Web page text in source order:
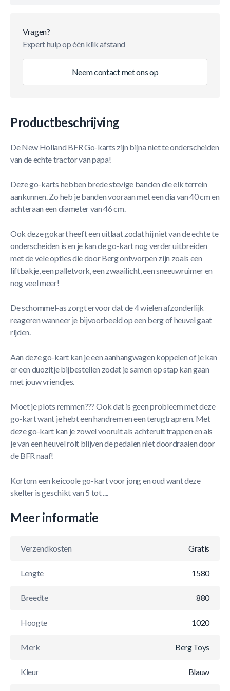
Vragen?
Expert hulp op één klik afstand
Neem contact met ons op
Productbeschrijving
De New Holland BFR Go-karts zijn bijna niet te onderscheiden
van de echte tractor van papa!
Deze go-karts hebben brede stevige banden die elk terrein
aankunnen. Zo heb je banden vooraan met een dia van 40 cm en
achteraan een diameter van 46 cm.
Ook deze gokart heeft een uitlaat zodat hij niet van de echte te
onderscheiden is en je kan de go-kart nog verder uitbreiden
met de vele opties die door Berg ontworpen zijn zoals een
liftbakje, een palletvork, een zwaailicht, een sneeuwruimer en
nog veel meer!
De schommel-as zorgt ervoor dat de 4 wielen afzonderlijk
reageren wanneer je bijvoorbeeld op een berg of heuvel gaat
rijden.
Aan deze go-kart kan je een aanhangwagen koppelen of je kan
er een duozitje bijbestellen zodat je samen op stap kan gaan
met jouw vriendjes.
Moet je plots remmen??? Ook dat is geen probleem met deze
go-kart want je hebt een handrem en een terugtraprem. Met
deze go-kart kan je zowel vooruit als achteruit trappen en als
je van een heuvel rolt blijven de pedalen niet doordraaien door
de BFR naaf!
Kortom een keicoole go-kart voor jong en oud want deze
skelter is geschikt van 5 tot ....
Meer informatie
Verzendkosten Gratis
Lengte 1580
Breedte 880
Hoogte 1020
Merk Berg Toys
Kleur Blauw